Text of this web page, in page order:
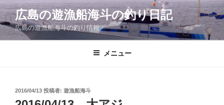
コ
ン
ン
広島の遊漁船海斗の釣り日記
広島の遊漁船海斗の釣り情報
メニュー
投
稿
2016/04/13 投稿者: 遊漁船海斗